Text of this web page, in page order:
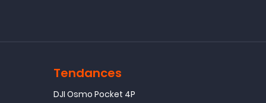
Tendances
DJI Osmo Pocket 4P